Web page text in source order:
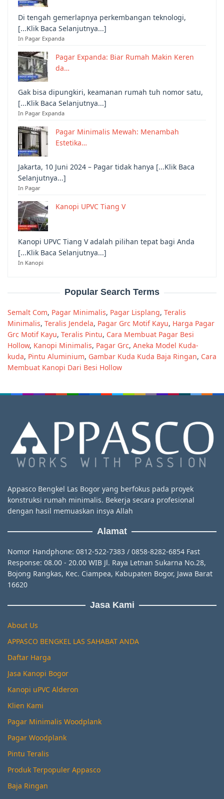
Di tengah gemerlapnya perkembangan teknologi,
[...Klik Baca Selanjutnya...]
In Pagar Expanda
Pagar Expanda: Biar Rumah Makin Keren
da…
Gak bisa dipungkiri, keamanan rumah tuh nomor satu,
[...Klik Baca Selanjutnya...]
In Pagar Expanda
Pagar Minimalis Mewah: Menambah
Estetika…
Jakarta, 10 Juni 2024 – Pagar tidak hanya [...Klik Baca
Selanjutnya...]
In Pagar
Kanopi UPVC Tiang V
Kanopi UPVC Tiang V adalah pilihan tepat bagi Anda
[...Klik Baca Selanjutnya...]
In Kanopi
Popular Search Terms
Semalt Com, Pagar Minimalis, Pagar Lisplang, Teralis
Minimalis, Teralis Jendela, Pagar Grc Motif Kayu, Harga Pagar
Grc Motif Kayu, Teralis Pintu, Cara Membuat Pagar Besi
Hollow, Kanopi Minimalis, Pagar Grc, Aneka Model Kuda-
kuda, Pintu Aluminium, Gambar Kuda Kuda Baja Ringan, Cara
Membuat Kanopi Dari Besi Hollow
Appasco Bengkel Las Bogor yang berfokus pada proyek
konstruksi rumah minimalis. Bekerja secara profesional
dengan hasil memuaskan insya Allah
Alamat
Nomor Handphone: 0812-522-7383 / 0858-8282-6854 Fast
Response: 08.00 - 20.00 WIB Jl. Raya Letnan Sukarna No.28,
Bojong Rangkas, Kec. Ciampea, Kabupaten Bogor, Jawa Barat
16620
Jasa Kami
About Us
APPASCO BENGKEL LAS SAHABAT ANDA
Daftar Harga
Jasa Kanopi Bogor
Kanopi uPVC Alderon
Klien Kami
Pagar Minimalis Woodplank
Pagar Woodplank
Pintu Teralis
Produk Terpopuler Appasco
Baja Ringan